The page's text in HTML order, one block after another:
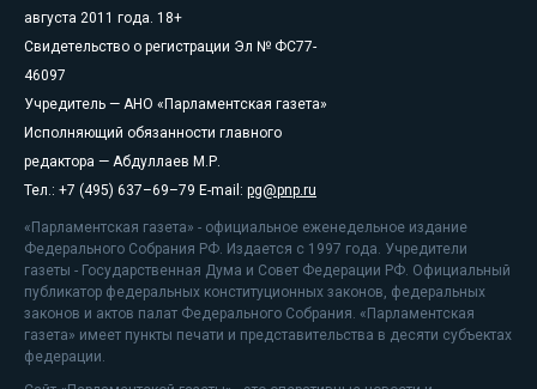
августа 2011 года. 18+
Свидетельство о регистрации Эл № ФС77-
46097
Учредитель — АНО «Парламентская газета»
Исполняющий обязанности главного
редактора — Абдуллаев М.Р.
Тел.: +7 (495) 637–69–79 E-mail: pg@pnp.ru
«Парламентская газета» - официальное еженедельное издание
Федерального Собрания РФ. Издается с 1997 года. Учредители
газеты - Государственная Дума и Совет Федерации РФ. Официальный
публикатор федеральных конституционных законов, федеральных
законов и актов палат Федерального Собрания. «Парламентская
газета» имеет пункты печати и представительства в десяти субъектах
федерации.